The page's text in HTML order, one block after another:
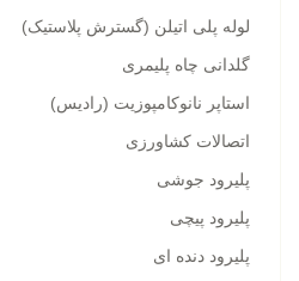
لوله پلی اتیلن (گسترش پلاستیک)
گلدانی چاه پلیمری
استاپر نانوکامپوزیت (رادیس)
اتصالات کشاورزی
پلیرود جوشی
پلیرود پیچی
پلیرود دنده ای